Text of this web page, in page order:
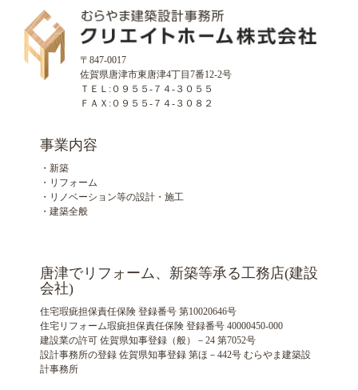
〒847-0017
佐賀県唐津市東唐津4丁目7番12-2号
ＴＥＬ:０９５５-７４-３０５５
ＦＡＸ:０９５５-７４-３０８２
事業内容
・新築
・リフォーム
・リノベーション等の設計・施工
・建築全般
唐津でリフォーム、新築等承る工務店(建設
会社)
住宅瑕疵担保責任保険 登録番号 第10020646号
住宅リフォーム瑕疵担保責任保険 登録番号 40000450-000
建設業の許可 佐賀県知事登録（般）－24 第7052号
設計事務所の登録 佐賀県知事登録 第ほ－442号 むらやま建築設
計事務所